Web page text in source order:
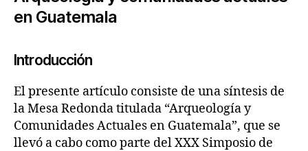
en Guatemala
Introducción
El presente artículo consiste de una síntesis de
la Mesa Redonda titulada “Arqueología y
Comunidades Actuales en Guatemala”, que se
llevó a cabo como parte del XXX Simposio de